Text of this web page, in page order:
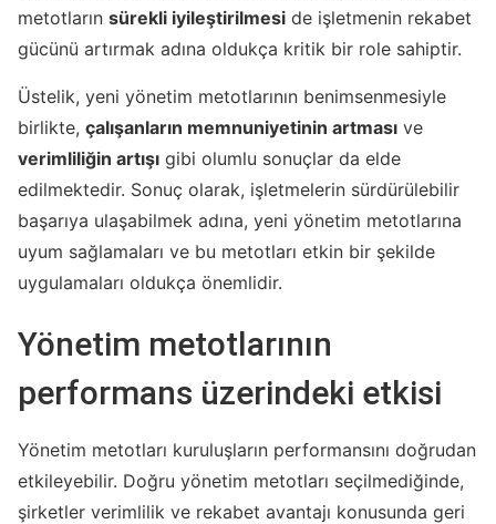
metotların sürekli iyileştirilmesi de işletmenin rekabet
gücünü artırmak adına oldukça kritik bir role sahiptir.
Üstelik, yeni yönetim metotlarının benimsenmesiyle
birlikte, çalışanların memnuniyetinin artması ve
verimliliğin artışı gibi olumlu sonuçlar da elde
edilmektedir. Sonuç olarak, işletmelerin sürdürülebilir
başarıya ulaşabilmek adına, yeni yönetim metotlarına
uyum sağlamaları ve bu metotları etkin bir şekilde
uygulamaları oldukça önemlidir.
Yönetim metotlarının
performans üzerindeki etkisi
Yönetim metotları kuruluşların performansını doğrudan
etkileyebilir. Doğru yönetim metotları seçilmediğinde,
şirketler verimlilik ve rekabet avantajı konusunda geri